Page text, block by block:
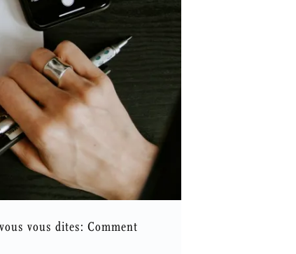
vous dites: Comment